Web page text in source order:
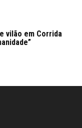
vilão em Corrida